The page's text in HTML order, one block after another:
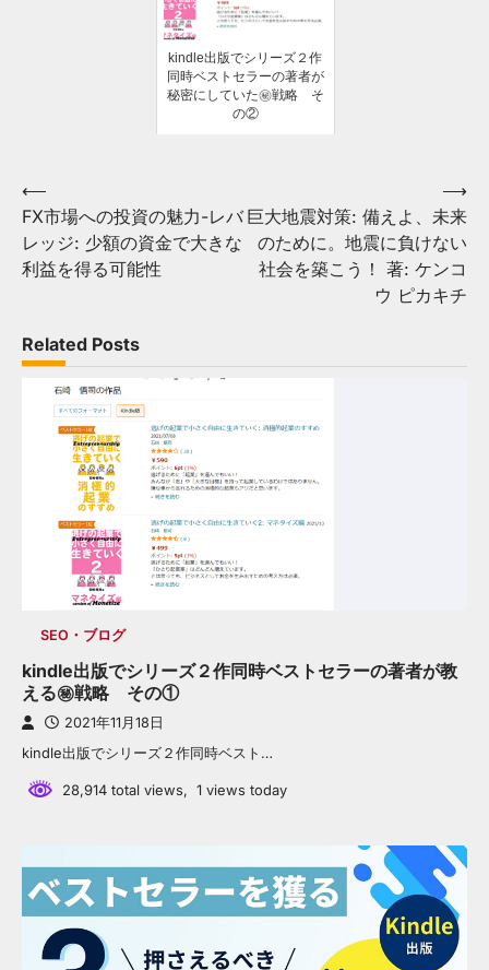
kindle出版でシリーズ２作
同時ベストセラーの著者が
秘密にしていた㊙戦略 そ
の②
投
稿
ナ
ー
⟵
FX市場への投資の魅力-レバ
レッジ: 少額の資金で大きな
利益を得る可能性
巨大地震対策: 備えよ、未来
のために。地震に負けない
社会を築こう！ 著: ケンコ
ウ ピカキチ
⟶
Related Posts
SEO・ブログ
kindle出版でシリーズ２作同時ベストセラーの著者が教
える㊙戦略 その①
2021年11月18日
kindle出版でシリーズ２作同時ベスト…
28,914 total views, 1 views today